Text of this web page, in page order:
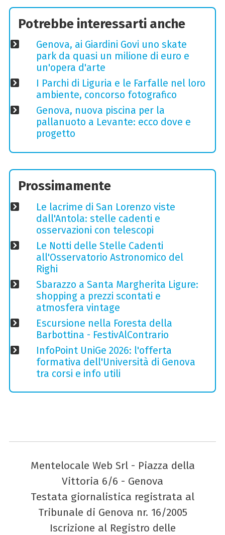
Potrebbe interessarti anche
Genova, ai Giardini Govi uno skate
park da quasi un milione di euro e
un'opera d'arte
I Parchi di Liguria e le Farfalle nel loro
ambiente, concorso fotografico
Genova, nuova piscina per la
pallanuoto a Levante: ecco dove e
progetto
Prossimamente
Le lacrime di San Lorenzo viste
dall'Antola: stelle cadenti e
osservazioni con telescopi
Le Notti delle Stelle Cadenti
all'Osservatorio Astronomico del
Righi
Sbarazzo a Santa Margherita Ligure:
shopping a prezzi scontati e
atmosfera vintage
Escursione nella Foresta della
Barbottina - FestivAlContrario
InfoPoint UniGe 2026: l'offerta
formativa dell'Università di Genova
tra corsi e info utili
Mentelocale Web Srl - Piazza della
Vittoria 6/6 - Genova
Testata giornalistica registrata al
Tribunale di Genova nr. 16/2005
Iscrizione al Registro delle